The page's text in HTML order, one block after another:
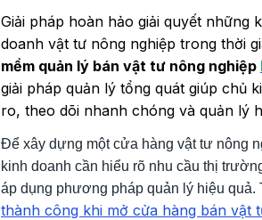
Giải pháp hoàn hảo giải quyết những
doanh vật tư nông nghiệp trong thời
mềm quản lý bán vật tư nông nghiệp
giải pháp quản lý tổng quát giúp chủ
ro, theo dõi nhanh chóng và quản lý
Để xây dựng một cửa hàng vật tư nông
kinh doanh cần hiểu rõ nhu cầu thị
áp dụng phương pháp quản lý hiệu quả.
thành công khi mở cửa hàng bán vật